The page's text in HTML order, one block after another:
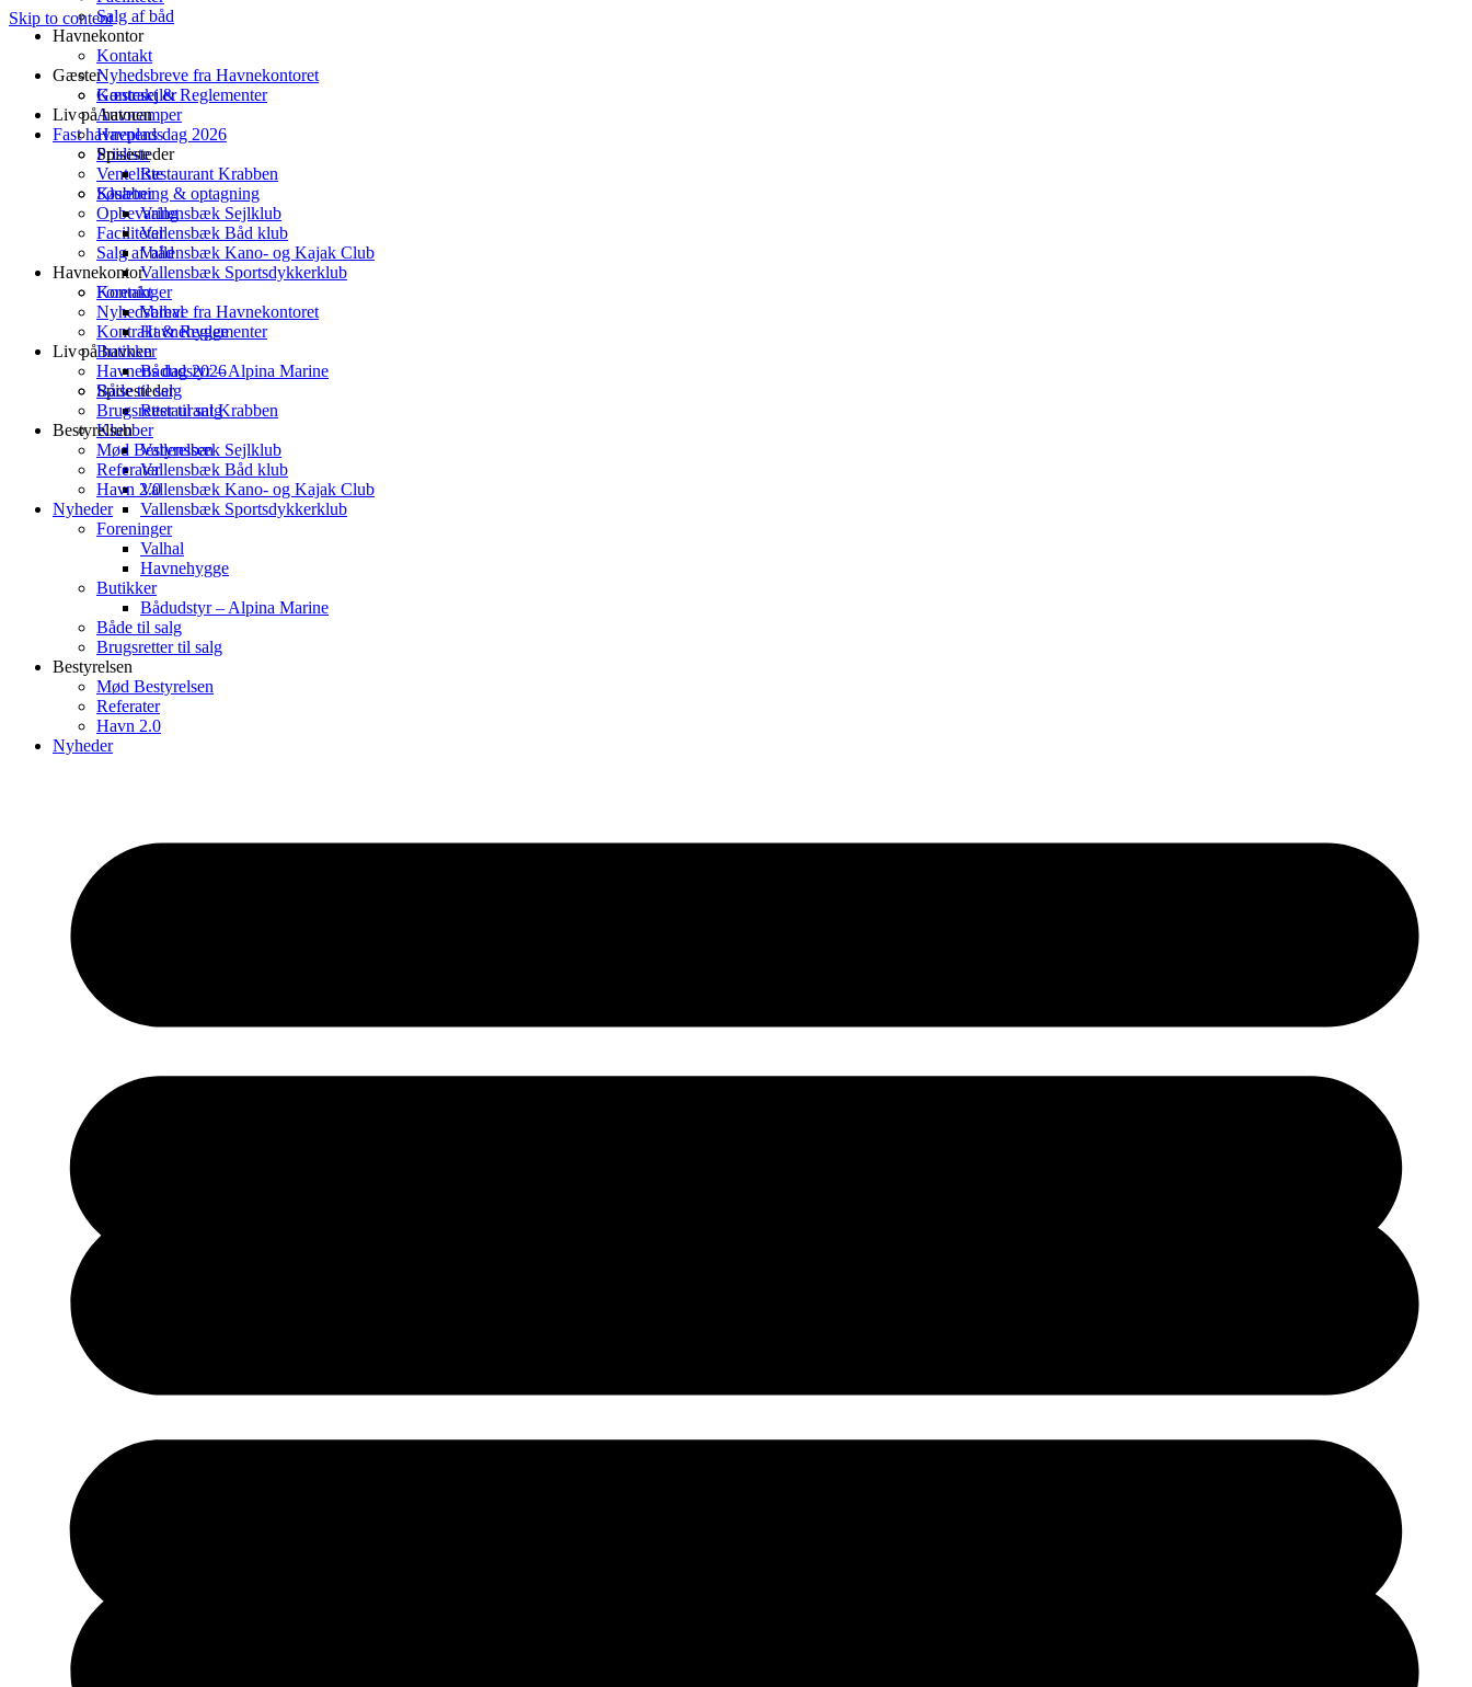
Skip to contentSalg af båd
Havnekontor
Kontakt
Nyhedsbreve fra Havnekontoret
Kontrakt & Reglementer
Liv på havnen
Havnens dag 2026
Spisesteder
Restaurant Krabben
Klubber
Vallensbæk Sejlklub
Vallensbæk Båd klub
Vallensbæk Kano- og Kajak Club
Vallensbæk Sportsdykkerklub
Foreninger
Valhal
Havnehygge
Butikker
Bådudstyr – Alpina Marine
Både til salg
Brugsretter til salg
Bestyrelsen
Mød Bestyrelsen
Referater
Havn 2.0
Nyheder
Gæster
Gæstesejler
Autocamper
Fast havneplads
Prisliste
Venteliste
Søsætning & optagning
Opbevaring
Faciliteter
Salg af båd
Havnekontor
Kontakt
Nyhedsbreve fra Havnekontoret
Kontrakt & Reglementer
Liv på havnen
Havnens dag 2026
Spisesteder
Restaurant Krabben
Klubber
Vallensbæk Sejlklub
Vallensbæk Båd klub
Vallensbæk Kano- og Kajak Club
Vallensbæk Sportsdykkerklub
Foreninger
Valhal
Havnehygge
Butikker
Bådudstyr – Alpina Marine
Både til salg
Brugsretter til salg
Bestyrelsen
Mød Bestyrelsen
Referater
Havn 2.0
Nyheder